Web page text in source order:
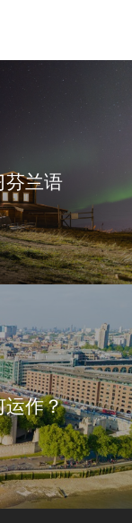
芬兰语
运作？